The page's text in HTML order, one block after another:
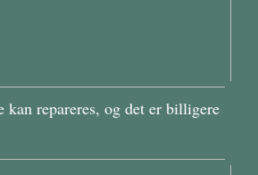
kan repareres, og det er billigere